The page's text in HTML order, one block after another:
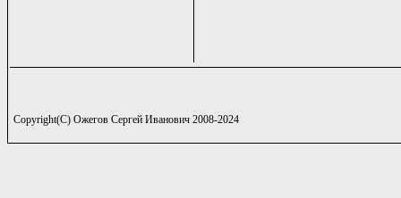
Copyright(C) Ожегов Сергей Иванович 2008-2024